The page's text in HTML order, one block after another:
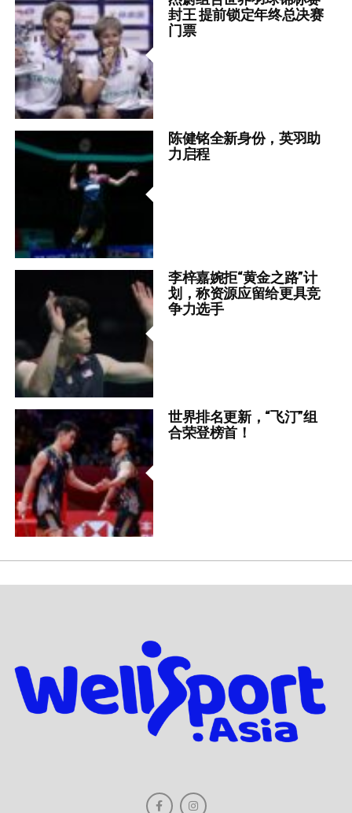
封王 提前锁定年终总决赛
门票
陈健铭全新身份，英羽助
力启程
李梓嘉婉拒“黄金之路”计
划，称资源应留给更具竞
争力选手
世界排名更新，“飞汀”组
合荣登榜首！